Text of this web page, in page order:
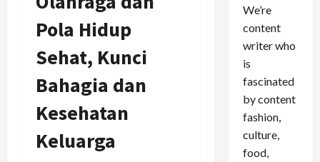
Pola Hidup
Sehat, Kunci
Bahagia dan
Kesehatan
Keluarga
We’re
content
writer who
is
fascinated
by content
fashion,
culture,
food,